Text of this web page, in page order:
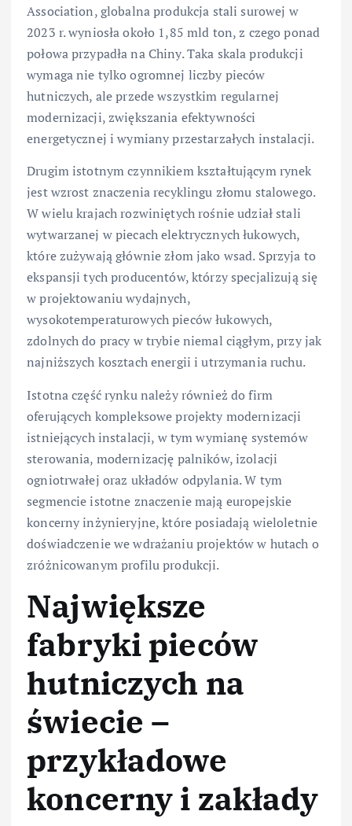
Association, globalna produkcja stali surowej w
2023 r. wyniosła około 1,85 mld ton, z czego ponad
połowa przypadła na Chiny. Taka skala produkcji
wymaga nie tylko ogromnej liczby pieców
hutniczych, ale przede wszystkim regularnej
modernizacji, zwiększania efektywności
energetycznej i wymiany przestarzałych instalacji.
Drugim istotnym czynnikiem kształtującym rynek
jest wzrost znaczenia recyklingu złomu stalowego.
W wielu krajach rozwiniętych rośnie udział stali
wytwarzanej w piecach elektrycznych łukowych,
które zużywają głównie złom jako wsad. Sprzyja to
ekspansji tych producentów, którzy specjalizują się
w projektowaniu wydajnych,
wysokotemperaturowych pieców łukowych,
zdolnych do pracy w trybie niemal ciągłym, przy jak
najniższych kosztach energii i utrzymania ruchu.
Istotna część rynku należy również do firm
oferujących kompleksowe projekty modernizacji
istniejących instalacji, w tym wymianę systemów
sterowania, modernizację palników, izolacji
ogniotrwałej oraz układów odpylania. W tym
segmencie istotne znaczenie mają europejskie
koncerny inżynieryjne, które posiadają wieloletnie
doświadczenie we wdrażaniu projektów w hutach o
zróżnicowanym profilu produkcji.
Największe
fabryki pieców
hutniczych na
świecie –
przykładowe
koncerny i zakłady